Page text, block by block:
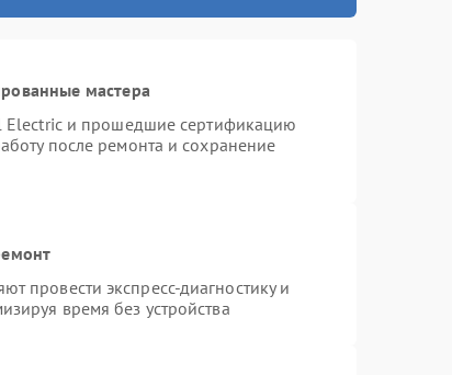
мастера
Electric и прошедшие сертификацию
после ремонта и сохранение
провести экспресс-диагностику и
время без устройства